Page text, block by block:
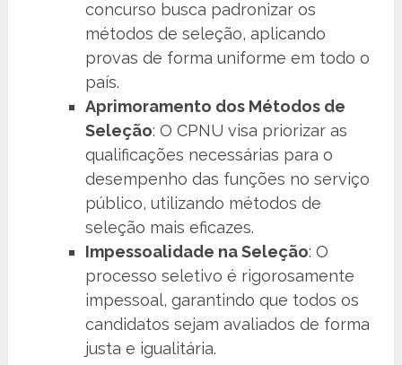
concurso busca padronizar os
métodos de seleção, aplicando
provas de forma uniforme em todo o
país.
Aprimoramento dos Métodos de
Seleção: O CPNU visa priorizar as
qualificações necessárias para o
desempenho das funções no serviço
público, utilizando métodos de
seleção mais eficazes.
Impessoalidade na Seleção: O
processo seletivo é rigorosamente
impessoal, garantindo que todos os
candidatos sejam avaliados de forma
justa e igualitária.